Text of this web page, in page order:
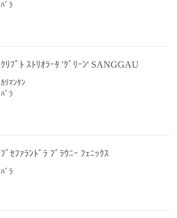
ﾊﾞﾗ
ｸﾘﾌﾟﾄ ｽﾄﾘｵﾗｰﾀ 'ｸﾞﾘｰﾝ' SANGGAU
ｶﾘﾏﾝﾀﾝ
ﾊﾞﾗ
ﾌﾞｾﾌｧﾗﾝﾄﾞﾗ ﾌﾞﾗｳﾆｰ ﾌｪﾆｯｸｽ
ﾊﾞﾗ